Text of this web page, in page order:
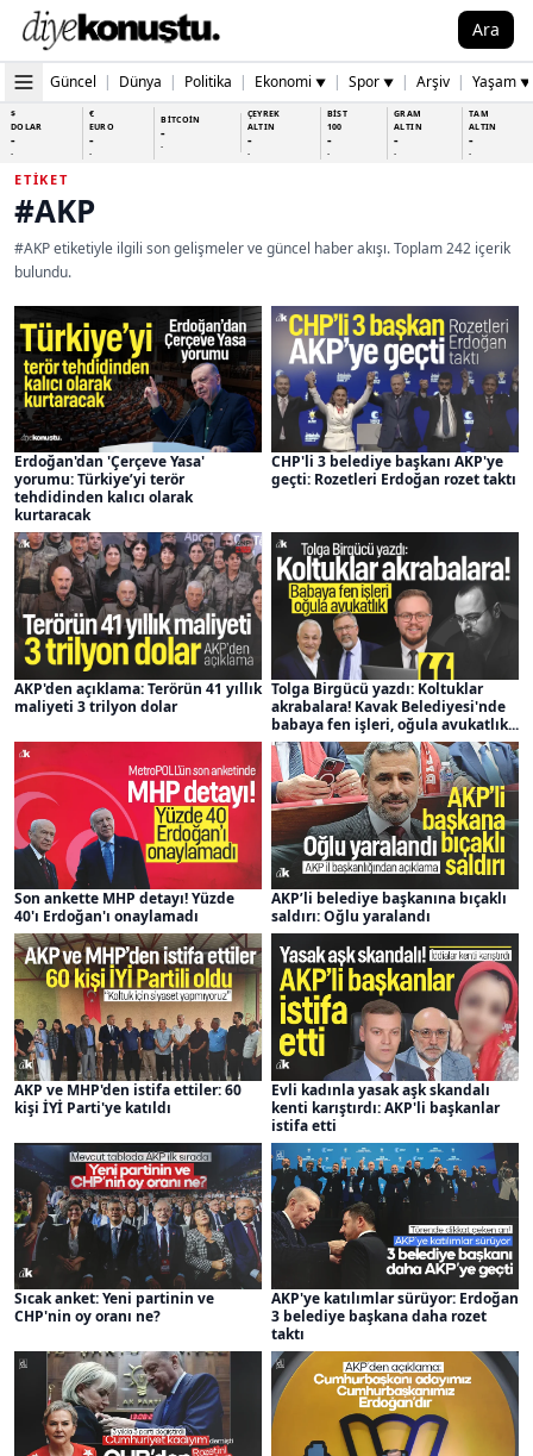
Ara
Güncel | Dünya | Politika | Ekonomi ▼ | Spor ▼ | Arşiv | Yaşam ▼
$
DOLAR
-
-
€
EURO
-
-
BİTCOİN
-
-
ÇEYREK
ALTIN
-
-
BİST
100
-
-
GRAM
ALTIN
-
-
TAM
ALTIN
-
-
ETIKET
#AKP
#AKP etiketiyle ilgili son gelişmeler ve güncel haber akışı. Toplam 242 içerik
bulundu.
Erdoğan'dan 'Çerçeve Yasa'
yorumu: Türkiye’yi terör
tehdidinden kalıcı olarak
kurtaracak
CHP'li 3 belediye başkanı AKP'ye
geçti: Rozetleri Erdoğan rozet taktı
AKP'den açıklama: Terörün 41 yıllık
maliyeti 3 trilyon dolar
Tolga Birgücü yazdı: Koltuklar
akrabalara! Kavak Belediyesi'nde
babaya fen işleri, oğula avukatlık...
Son ankette MHP detayı! Yüzde
40'ı Erdoğan'ı onaylamadı
AKP’li belediye başkanına bıçaklı
saldırı: Oğlu yaralandı
AKP ve MHP'den istifa ettiler: 60
kişi İYİ Parti'ye katıldı
Evli kadınla yasak aşk skandalı
kenti karıştırdı: AKP'li başkanlar
istifa etti
Sıcak anket: Yeni partinin ve
CHP'nin oy oranı ne?
AKP'ye katılımlar sürüyor: Erdoğan
3 belediye başkana daha rozet
taktı